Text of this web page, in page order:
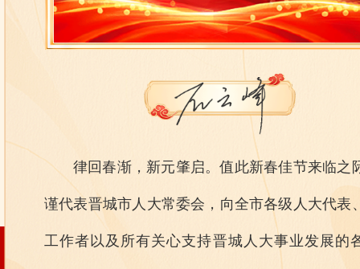
律回春渐，新元肇启。值此新春佳节来临之
谨代表晋城市人大常委会，向全市各级人大代表
工作者以及所有关心支持晋城人大事业发展的